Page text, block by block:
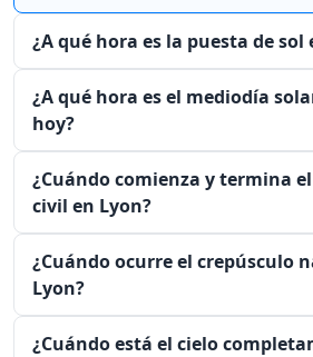
¿A qué hora es la puesta de sol
¿A qué hora es el mediodía
hoy?
¿Cuándo comienza y termina
civil en Lyon?
¿Cuándo ocurre el crepúsculo
Lyon?
¿Cuándo está el cielo